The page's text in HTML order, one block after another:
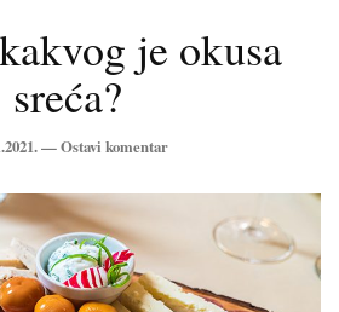
je okusa
sreća?
—Ostavi komentar